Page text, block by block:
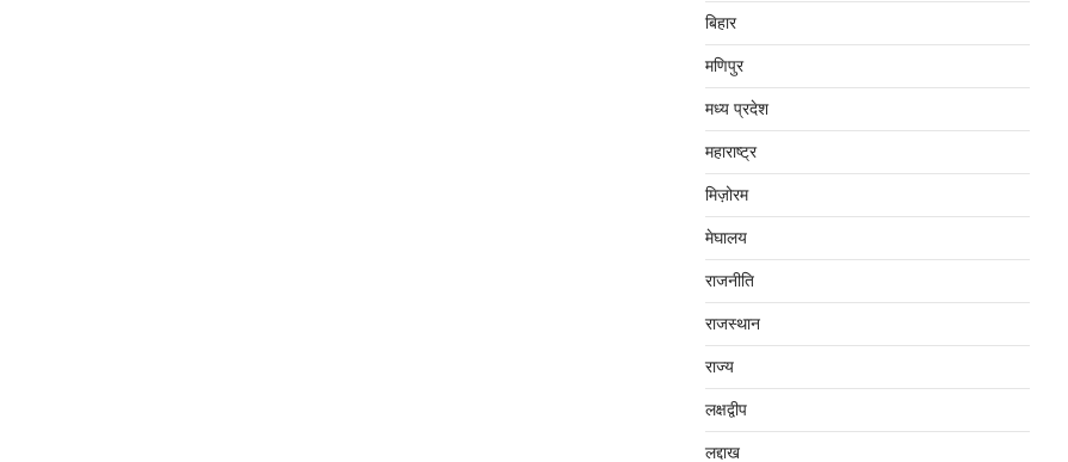
बिहार
मणिपुर
मध्‍य प्रदेश
महाराष्‍ट्र
मिज़ोरम
मेघालय
राजनीति
राजस्थान
राज्य
लक्षद्वीप
लद्दाख